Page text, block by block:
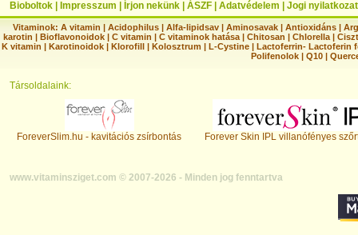
Bioboltok Impresszum Írjon nekünk ÁSZF Adatvédelem Jogi nyilatkozat
Vitaminok: A vitamin |Acidophilus |Alfa-lipidsav |Aminosavak |Antioxidáns |
karotin | Bioflavonoidok | C vitamin | C vitaminok hatása | Chitosan | Chlorella |
K vitamin | Karotinoidok | Klorofill | Kolosztrum | L-Cystine | Lactoferrin- Lactoferin
Polifenolok |Q10 |
Társoldalaink:
ForeverSlim.hu - kavitációs zsírbontás Forever Skin IPL villanófényes
www.vitaminsziget.com © 2007-2026 - Minden jog fenntartva